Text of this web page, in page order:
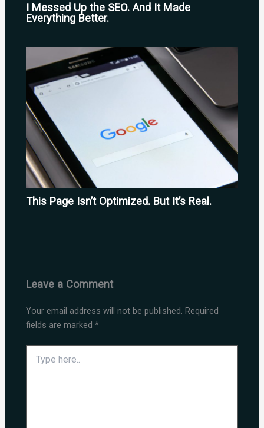
I Messed Up the SEO. And It Made
Everything Better.
This Page Isn’t Optimized. But It’s Real.
Leave a Comment
Your email address will not be published. Required
fields are marked*
here..